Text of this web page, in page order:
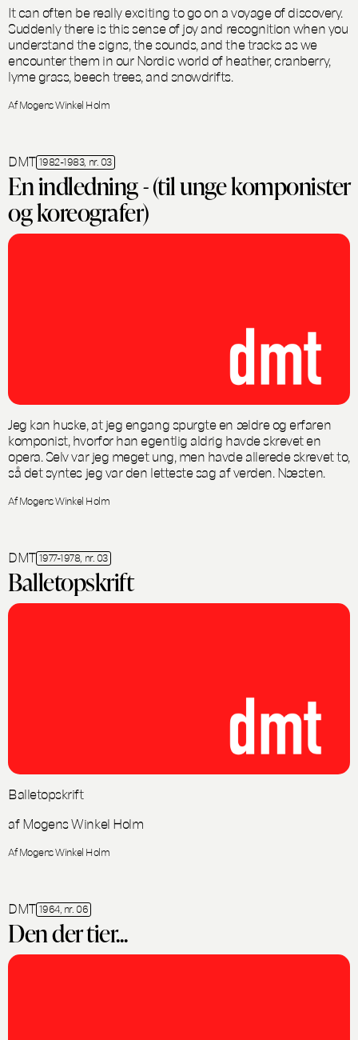
It can often be really exciting to go on a voyage of discovery.
Suddenly there is this sense of joy and recognition when you
understand the signs, the sounds, and the tracks as we
encounter them in our Nordic world of heather, cranberry,
lyme grass, beech trees, and snowdrifts.
Af Mogens Winkel Holm
DMT 1982-1983, nr. 03
En indledning - (til unge komponister
og koreografer)
Jeg kan huske, at jeg engang spurgte en ældre og erfaren
komponist, hvorfor han egentlig aldrig havde skrevet en
opera. Selv var jeg meget ung, men havde allerede skrevet to,
så det syntes jeg var den letteste sag af verden. Næsten.
Af Mogens Winkel Holm
DMT 1977-1978, nr. 03
Balletopskrift
Balletopskrift
af Mogens Winkel Holm
Af Mogens Winkel Holm
DMT 1964, nr. 06
Den der tier...